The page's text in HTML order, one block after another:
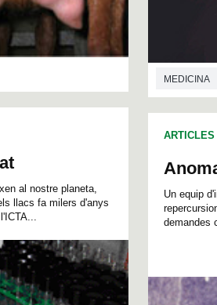
al nostre planeta,
llacs fa milers d'anys
MEDICINA
ARTICLES
Un equip
demandes